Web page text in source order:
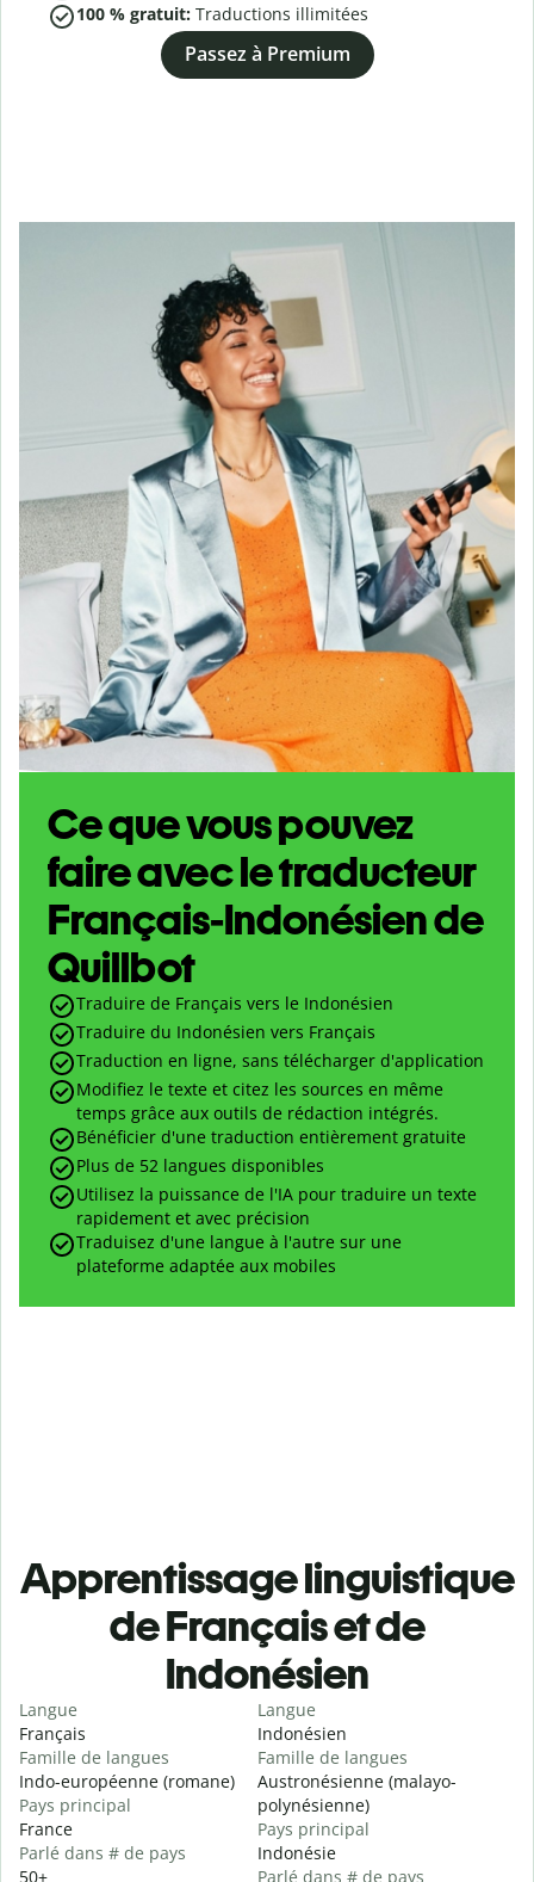
100 % gratuit: Traductions illimitées
Passez à Premium
Ce que vous pouvez
faire avec le traducteur
Français-Indonésien de
Quillbot
Traduire de Français vers le Indonésien
Traduire du Indonésien vers Français
Traduction en ligne, sans télécharger d'application
Modifiez le texte et citez les sources en même
temps grâce aux outils de rédaction intégrés.
Bénéficier d'une traduction entièrement gratuite
Plus de 52 langues disponibles
Utilisez la puissance de l'IA pour traduire un texte
rapidement et avec précision
Traduisez d'une langue à l'autre sur une
plateforme adaptée aux mobiles
Apprentissage linguistique
de Français et de
Indonésien
Langue
Français
Famille de langues
Indo-européenne (romane)
Pays principal
France
Parlé dans # de pays
50+
Langue
Indonésien
Famille de langues
Austronésienne (malayo-
polynésienne)
Pays principal
Indonésie
Parlé dans # de pays